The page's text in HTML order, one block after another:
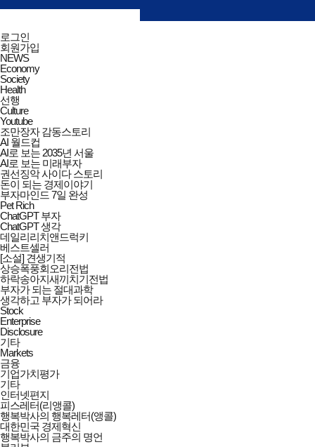
검색창
닫기
검색
전체메뉴
닫기
로그인
회원가입
NEWS
Economy
Society
Health
선행
Culture
Youtube
조만장자 감동스토리
AI 월드컵
AI로 보는 2035년 서울
AI로 보는 미래부자
권선징악 사이다 스토리
돈이 되는 경제이야기
부자마인드 7일 완성
Pet Rich
ChatGPT 부자
ChatGPT 생각
데일리리치앤드럭키
베스트셀러
[소설] 견생기적
상승폭풍회오리전법
하락송아지새끼치기전법
부자가 되는 절대과학
생각하고 부자가 되어라
Stock
Enterprise
Disclosure
기타
Markets
금융
기업가치평가
기타
인터넷편지
피스레터(리앵콜)
행복박사의 행복레터(앵콜)
대한민국 경제혁신
행복박사의 금주의 명언